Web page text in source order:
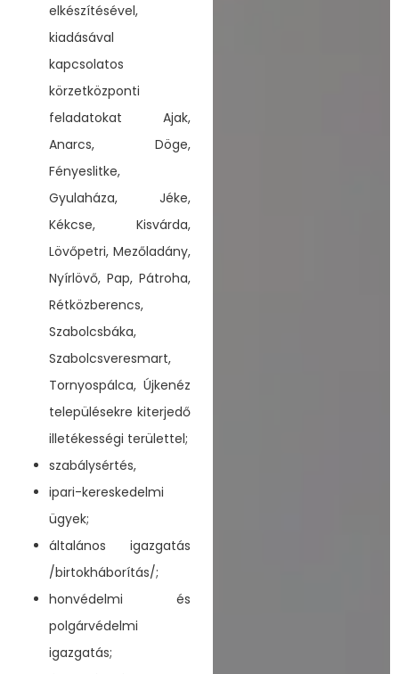
elkészítésével,
kiadásával
kapcsolatos
körzetközponti
feladatokat Ajak,
Anarcs, Döge,
Fényeslitke,
Gyulaháza, Jéke,
Kékcse, Kisvárda,
Lövőpetri, Mezőladány,
Nyírlövő, Pap, Pátroha,
Rétközberencs,
Szabolcsbáka,
Szabolcsveresmart,
Tornyospálca, Újkenéz
településekre kiterjedő
illetékességi területtel;
szabálysértés,
ipari-kereskedelmi
ügyek;
általános igazgatás
/birtokháborítás/;
honvédelmi és
polgárvédelmi
igazgatás;